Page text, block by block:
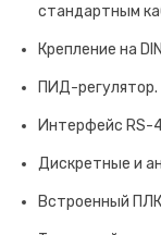
стандартным
Крепление на
ПИД-регулятор.
Интерфейс RS-
Дискретные и
Встроенный